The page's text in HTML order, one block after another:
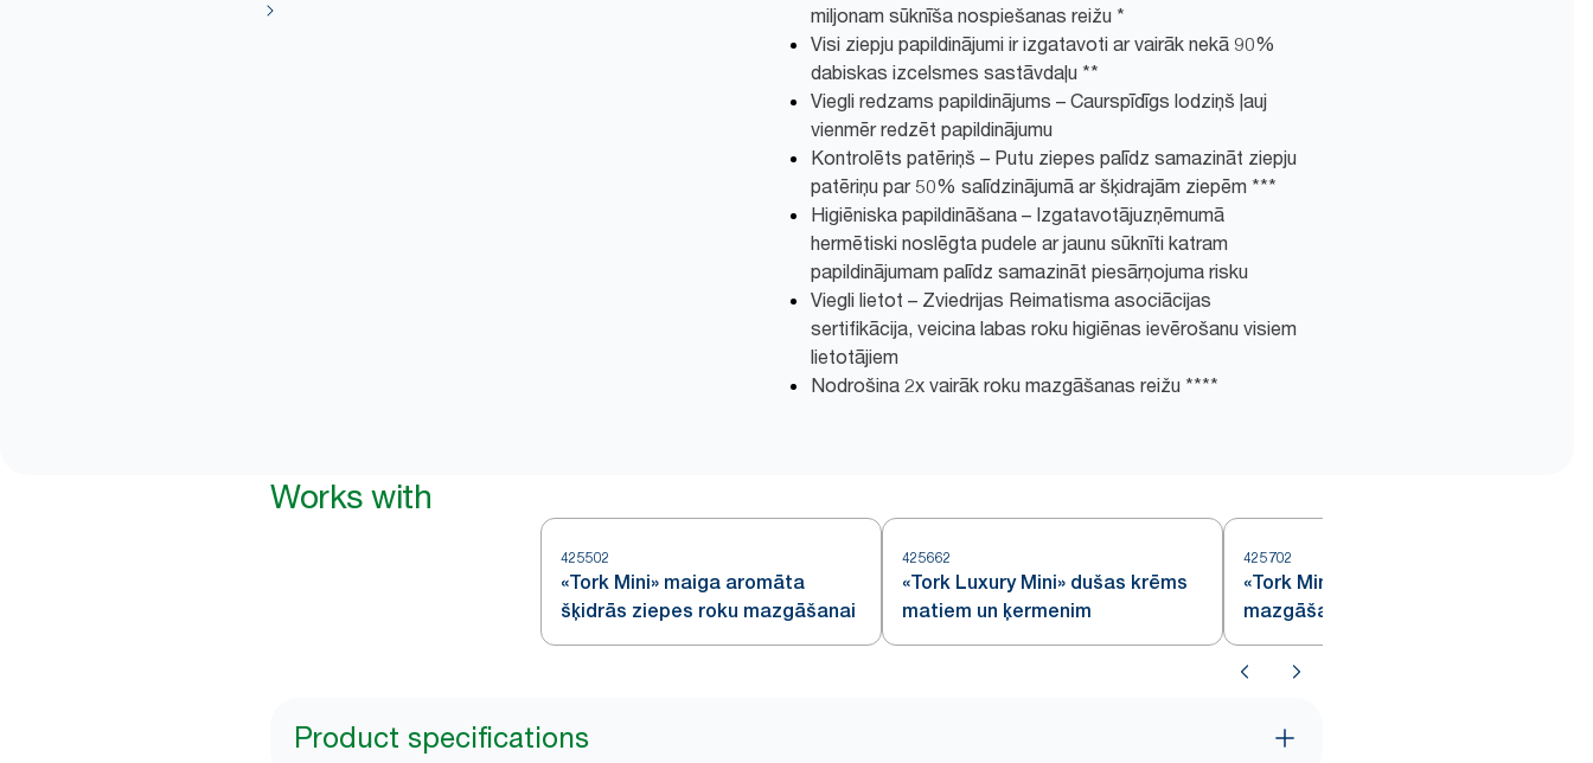
miljonam sūknīša nospiešanas reižu *
Visi ziepju papildinājumi ir izgatavoti ar vairāk nekā 90%
dabiskas izcelsmes sastāvdaļu **
Viegli redzams papildinājums – Caurspīdīgs lodziņš ļauj
vienmēr redzēt papildinājumu
Kontrolēts patēriņš – Putu ziepes palīdz samazināt ziepju
patēriņu par 50% salīdzinājumā ar šķidrajām ziepēm ***
Higiēniska papildināšana – Izgatavotājuzņēmumā
hermētiski noslēgta pudele ar jaunu sūknīti katram
papildinājumam palīdz samazināt piesārņojuma risku
Viegli lietot – Zviedrijas Reimatisma asociācijas
sertifikācija, veicina labas roku higiēnas ievērošanu visiem
lietotājiem
Nodrošina 2x vairāk roku mazgāšanas reižu ****
Works with
425502
«Tork Mini» maiga aromāta
šķidrās ziepes roku mazgāšanai
425662
«Tork Luxury Mini» dušas krēms
matiem un ķermenim
425702
«Tork Mini» šķidrās ziepes roku
mazgāšanai, jutīgai ādai
Product specifications